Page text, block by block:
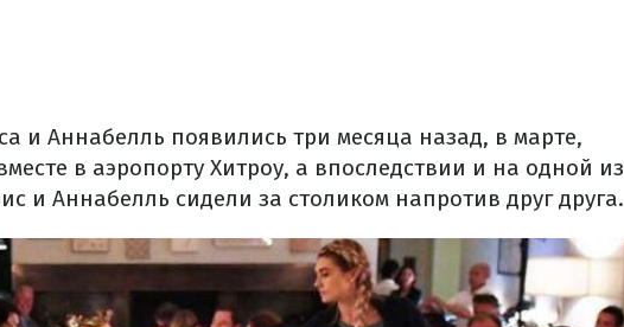
и Аннабелль появились три месяца назад, в марте,
в аэропорту Хитроу, а впоследствии и на одной из
и Аннабелль сидели за столиком напротив друг друга.